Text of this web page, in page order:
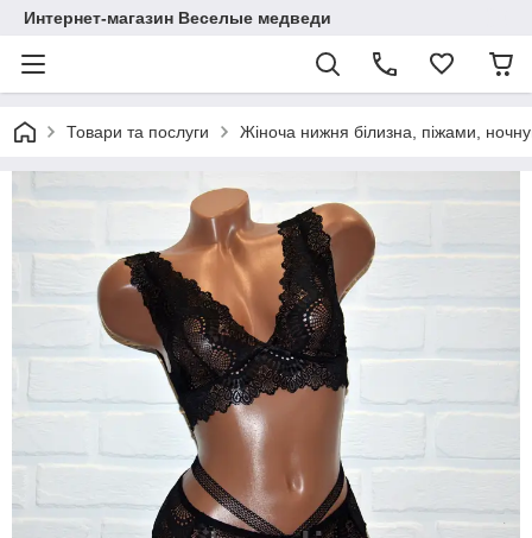
Интернет-магазин Веселые медведи
Товари та послуги Жіноча нижня білизна, піжами,